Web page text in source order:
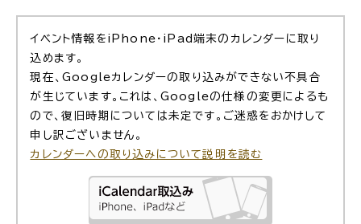
イベント情報をiPhone・iPad端末のカレンダーに取り
込めます。
現在、Googleカレンダーの取り込みができない不具合
が生じています。これは、Googleの仕様の変更によるも
ので、復旧時期については未定です。ご迷惑をおかけして
申し訳ございません。
カレンダーへの取り込みについて説明を読む